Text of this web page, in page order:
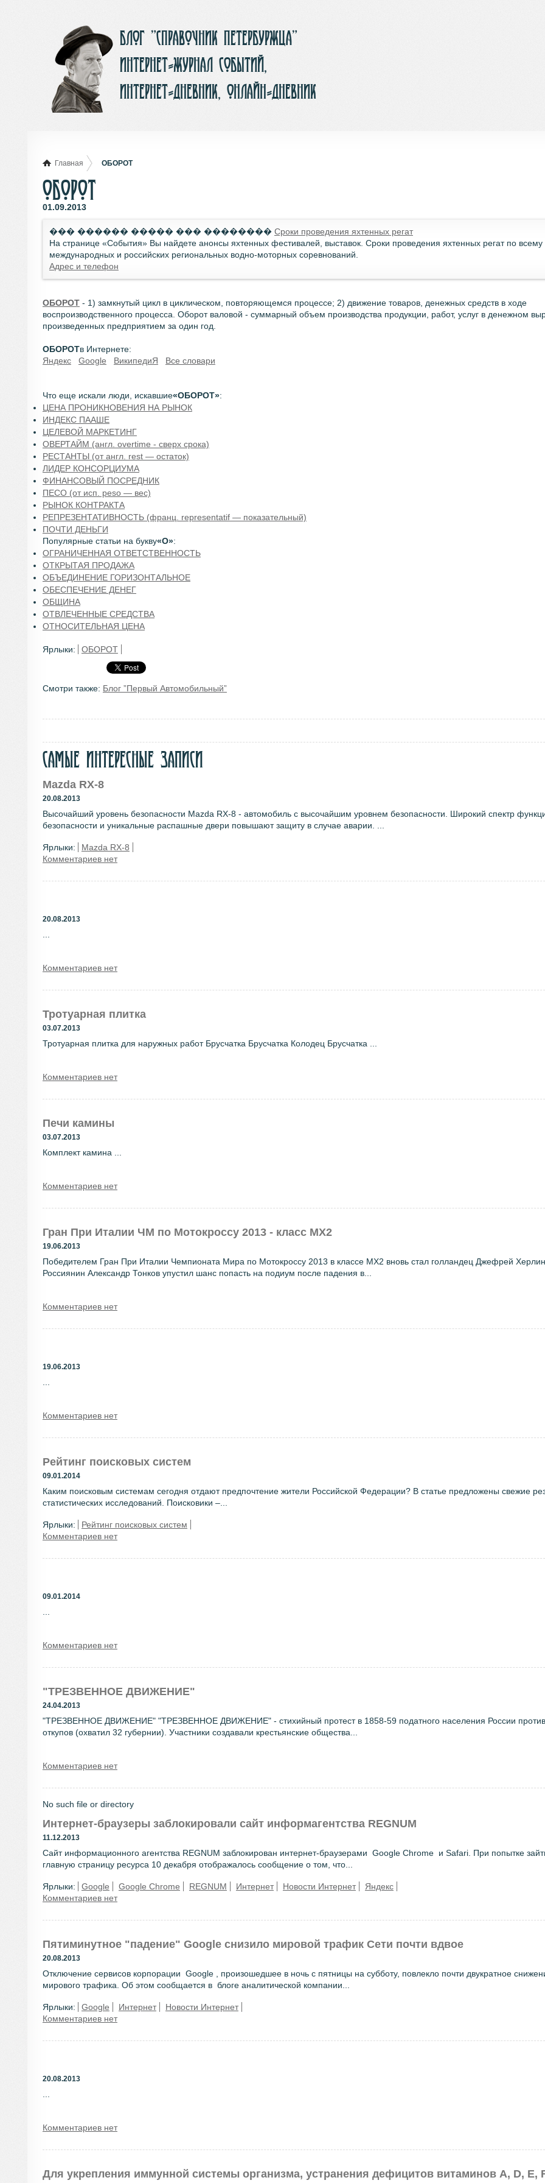
Блог ”Справочник Петербуржца”
интернет-журнал событий,
интернет-дневник, онлайн-дневник
Главная ОБОРОТ
ОБОРОТ
01.09.2013
��� ������ ����� ��� �������� Сроки проведения яхтенных регат
На странице «События» Вы найдете анонсы яхтенных фестивалей, выставок. Сроки проведения яхтенных регат по всему
международных и российских региональных водно-моторных соревнований.
Адрес и телефон
ОБОРОТ- 1) замкнутый цикл в циклическом, повторяющемся процессе; 2) движение товаров, денежных средств в ходе
воспроизводственного процесса. Оборот валовой - суммарный объем производства продукции, работ, услуг в денежном
произведенных предприятием за один год.
ОБОРОТв Интернете:
Яндекс
Google ВикипедиЯ Все словари
Что еще искали люди, искавшие«ОБОРОТ»:
ЦЕНА ПРОНИКНОВЕНИЯ НА РЫНОК
ИНДЕКС ПААШЕ
ЦЕЛЕВОЙ МАРКЕТИНГ
ОВЕРТАЙМ (англ. overtime - сверх срока)
РЕСТАНТЫ (от англ. rest — остаток)
ЛИДЕР КОНСОРЦИУМА
ФИНАНСОВЫЙ ПОСРЕДНИК
ПЕСО (от исп. peso — вес)
РЫНОК КОНТРАКТА
РЕПРЕЗЕНТАТИВНОСТЬ (франц. representatif — показательный)
ПОЧТИ ДЕНЬГИ
Популярные статьи на букву«О»:
ОГРАНИЧЕННАЯ ОТВЕТСТВЕННОСТЬ
ОТКРЫТАЯ ПРОДАЖА
ОБЪЕДИНЕНИЕ ГОРИЗОНТАЛЬНОЕ
ОБЕСПЕЧЕНИЕ ДЕНЕГ
ОБЩИНА
ОТВЛЕЧЕННЫЕ СРЕДСТВА
ОТНОСИТЕЛЬНАЯ ЦЕНА
Ярлыки: ОБОРОТ
Смотри также: Блог ”Первый Автомобильный”
Самые интересные записи
Mazda RX-8
20.08.2013
Высочайший уровень безопасности Mazda RX-8 - автомобиль с высочайшим уровнем безопасности. Широкий спектр
безопасности и уникальные распашные двери повышают защиту в случае аварии. ...
Ярлыки:
Mazda RX-8
Комментариев нет
20.08.2013
Комментариев нет
Тротуарная плитка
03.07.2013
Тротуарная плитка для наружных работ Брусчатка Брусчатка Колодец Брусчатка ...
Комментариев нет
Печи камины
03.07.2013
Комплект камина ...
Комментариев нет
Гран При Италии ЧМ по Мотокроссу 2013 - класс MX2
19.06.2013
Победителем Гран При Италии Чемпионата Мира по Мотокроссу 2013 в классе MX2 вновь стал голландец Джефрей
Россиянин Александр Тонков упустил шанс попасть на подиум после падения в...
Комментариев нет
19.06.2013
Комментариев нет
Рейтинг поисковых систем
09.01.2014
Каким поисковым системам сегодня отдают предпочтение жители Российской Федерации? В статье предложены свежие
статистических исследований. Поисковики –...
Ярлыки:
Рейтинг поисковых систем
Комментариев нет
09.01.2014
Комментариев нет
"ТРЕЗВЕННОЕ ДВИЖЕНИЕ"
24.04.2013
"ТРЕЗВЕННОЕ ДВИЖЕНИЕ" "ТРЕЗВЕННОЕ ДВИЖЕНИЕ" - стихийный протест в 1858-59 податного населения России
откупов (охватил 32 губернии). Участники создавали крестьянские общества...
Комментариев нет
No such file or directory
Интернет-браузеры заблокировали сайт информагентства REGNUM
11.12.2013
Сайт информационного агентства REGNUM заблокирован интернет-браузерами Google Chrome и Safari. При попытке
главную страницу ресурса 10 декабря отображалось сообщение о том, что...
Ярлыки: Google Google Chrome REGNUM Интернет Новости Интернет
Яндекс
Комментариев нет
Пятиминутное "падение" Google снизило мировой трафик Сети почти вдвое
20.08.2013
Отключение сервисов корпорации Google , произошедшее в ночь с пятницы на субботу, повлекло почти двукратное
мирового трафика. Об этом сообщается в блоге аналитической компании...
Ярлыки: Google Интернет
Новости Интернет
Комментариев нет
20.08.2013
Комментариев нет
Для укрепления иммунной системы организма, устранения дефицитов витаминов A, D, E,